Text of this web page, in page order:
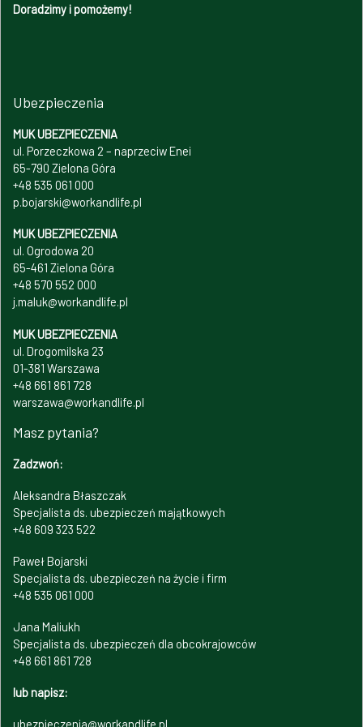
Doradzimy i pomożemy!
Ubezpieczenia
MUK UBEZPIECZENIA
ul. Porzeczkowa 2 – naprzeciw Enei
65-790 Zielona Góra
+48 535 061 000
p.bojarski@workandlife.pl
MUK UBEZPIECZENIA
ul. Ogrodowa 20
65-461 Zielona Góra
+48 570 552 000
j.maluk@workandlife.pl
MUK UBEZPIECZENIA
ul. Drogomilska 23
01-381 Warszawa
+48 661 861 728
warszawa@workandlife.pl
Masz pytania?
Zadzwoń:
Aleksandra Błaszczak
Specjalista ds. ubezpieczeń majątkowych
+48 609 323 522
Paweł Bojarski
Specjalista ds. ubezpieczeń na życie i firm
+48 535 061 000
Jana Maliukh
Specjalista ds. ubezpieczeń dla obcokrajowców
+48 661 861 728
lub napisz: